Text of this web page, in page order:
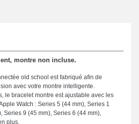
montre non incluse.
old school est fabriqué afin de
avec votre montre intelligente.
le bracelet montre est ajustable avec les
Watch : Series 5 (44 mm), Series 1
Series 9 (45 mm), Series 6 (44 mm),
plus.